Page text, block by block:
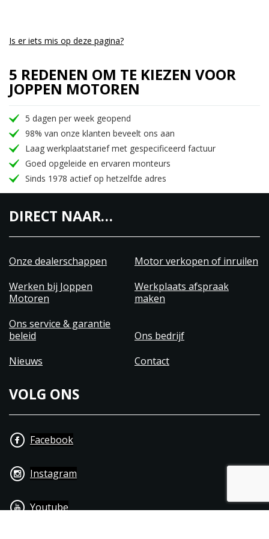
Is er iets mis op deze pagina?
5 REDENEN OM TE KIEZEN VOOR
JOPPEN MOTOREN
5 dagen per week geopend
98% van onze klanten beveelt ons aan
Laag werkplaatstarief met gespecificeerd factuur
Goed opgeleide en ervaren monteurs
Sinds 1978 actief op hetzelfde adres
DIRECT NAAR…
Onze dealerschappen
Motor verkopen of inruilen
Werken bij Joppen
Motoren
Werkplaats afspraak
maken
Ons service & garantie
beleid
Ons bedrijf
Nieuws
Contact
VOLG ONS
Facebook
Instagram
Youtube